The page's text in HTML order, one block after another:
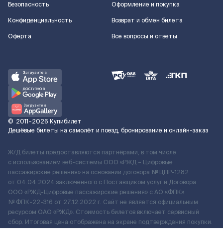
Безопасность
Конфиденциальность
Оферта
Оформление и покупка
Возврат и обмен билета
Все вопросы и ответы
© 2011–2026 Купибилет
Дешёвые билеты на самолёт и поезд, бронирование и онлайн-заказ
Ж/Д билеты предоставляются партнёрами, в том числе
с использованием веб-системы ООО «РЖД – Цифровые
пассажирские решения» на основании договора № ЦПР-1282
от 04.04.2024 заключенного с Поставщиком услуг и Договора
ООО «РЖД-Цифровые пассажирские решения» c АО «ФПК»
№ ФПК-22-316 от 27.12.2022 г. Сайт не является официальным
ресурсом ОАО «РЖД». Стоимость билетов включает сервисный
сбор. Итоговая цена отображена на экране подтверждения покупки.